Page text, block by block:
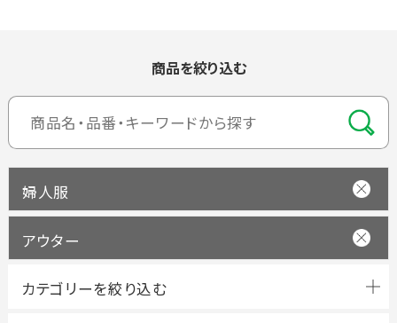
商品を絞り込む
婦人服
アウター